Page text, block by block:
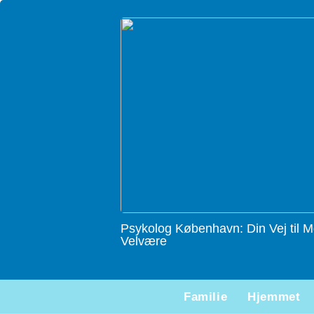
Psykolog København: Din Vej til
Velvære
Familie Hjemmet